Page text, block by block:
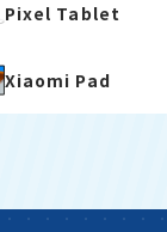
Pixel Tablet
Xiaomi Pad